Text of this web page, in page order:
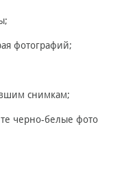
фотографий;
снимкам;
черно-белые фото